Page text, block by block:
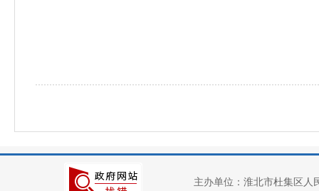
主办单位：淮北市杜集区